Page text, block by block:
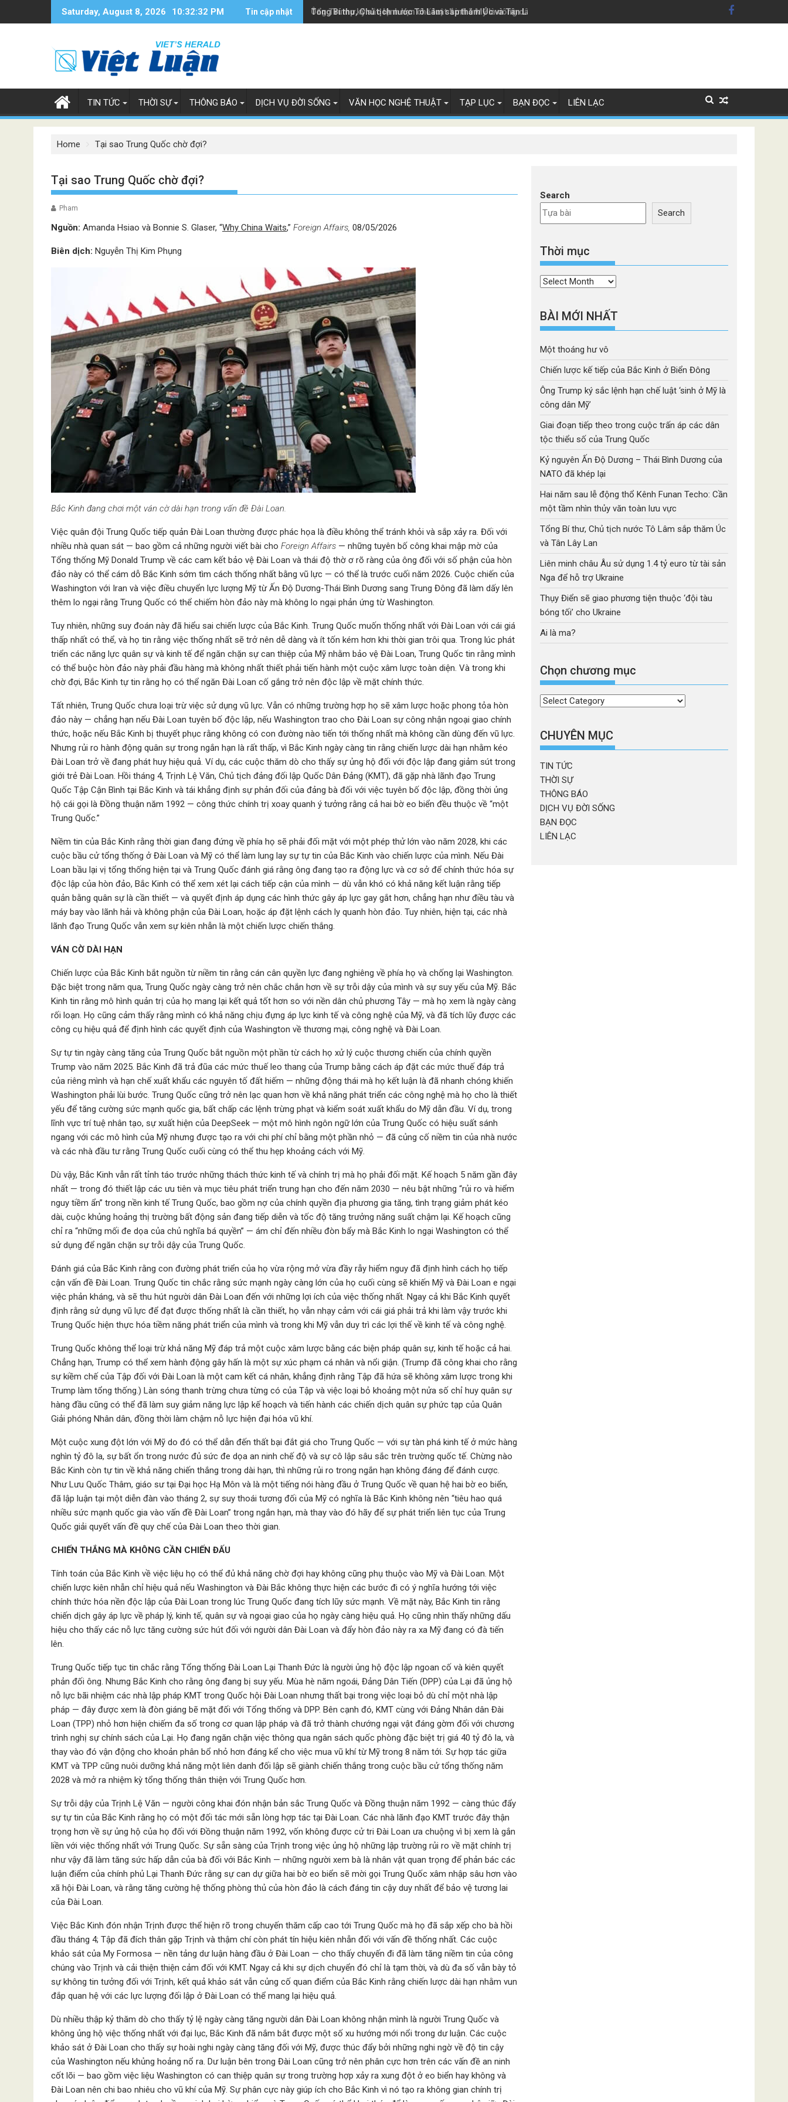
Saturday, August 8, 2026 10:32:32 PM Tin cập nhật Ông Trump ký sắc lệnh hạn chế luật 'sinh ở Mỹ là công dân Mỹ'
Tổng Bí thư, Chủ tịch nước Tô Lâm sắp thăm Úc và Tân Lây Lan
TIN TỨC THỜI SỰ THÔNG BÁO DỊCH VỤ ĐỜI SỐNG VĂN HỌC NGHỆ THUẬT TẠP LỤC BẠN ĐỌC LIÊN LẠC
Home Tại sao Trung Quốc chờ đợi?
Tại sao Trung Quốc chờ đợi?
Pham
Nguồn: Amanda Hsiao và Bonnie S. Glaser, “Why China Waits,” Foreign Affairs, 08/05/2026
Biên dịch: Nguyễn Thị Kim Phụng
Bắc Kinh đang chơi một ván cờ dài hạn trong vấn đề Đài Loan.
Việc quân đội Trung Quốc tiếp quản Đài Loan thường được phác họa là điều không thể tránh khỏi và sắp xảy ra. Đối với
nhiều nhà quan sát — bao gồm cả những người viết bài cho Foreign Affairs — những tuyên bố công khai mập mờ của
Tổng thống Mỹ Donald Trump về các cam kết bảo vệ Đài Loan và thái độ thờ ơ rõ ràng của ông đối với số phận của hòn
đảo này có thể cám dỗ Bắc Kinh sớm tìm cách thống nhất bằng vũ lực — có thể là trước cuối năm 2026. Cuộc chiến của
Washington với Iran và việc điều chuyển lực lượng Mỹ từ Ấn Độ Dương-Thái Bình Dương sang Trung Đông đã làm dấy lên
thêm lo ngại rằng Trung Quốc có thể chiếm hòn đảo này mà không lo ngại phản ứng từ Washington.
Tuy nhiên, những suy đoán này đã hiểu sai chiến lược của Bắc Kinh. Trung Quốc muốn thống nhất với Đài Loan với cái giá
thấp nhất có thể, và họ tin rằng việc thống nhất sẽ trở nên dễ dàng và ít tốn kém hơn khi thời gian trôi qua. Trong lúc phát
triển các năng lực quân sự và kinh tế để ngăn chặn sự can thiệp của Mỹ nhằm bảo vệ Đài Loan, Trung Quốc tin rằng mình
có thể buộc hòn đảo này phải đầu hàng mà không nhất thiết phải tiến hành một cuộc xâm lược toàn diện. Và trong khi
chờ đợi, Bắc Kinh tự tin rằng họ có thể ngăn Đài Loan cố gắng trở nên độc lập về mặt chính thức.
Tất nhiên, Trung Quốc chưa loại trừ việc sử dụng vũ lực. Vẫn có những trường hợp họ sẽ xâm lược hoặc phong tỏa hòn
đảo này — chẳng hạn nếu Đài Loan tuyên bố độc lập, nếu Washington trao cho Đài Loan sự công nhận ngoại giao chính
thức, hoặc nếu Bắc Kinh bị thuyết phục rằng không có con đường nào tiến tới thống nhất mà không cần dùng đến vũ lực.
Nhưng rủi ro hành động quân sự trong ngắn hạn là rất thấp, vì Bắc Kinh ngày càng tin rằng chiến lược dài hạn nhằm kéo
Đài Loan trở về đang phát huy hiệu quả. Ví dụ, các cuộc thăm dò cho thấy sự ủng hộ đối với độc lập đang giảm sút trong
giới trẻ Đài Loan. Hồi tháng 4, Trịnh Lệ Văn, Chủ tịch đảng đối lập Quốc Dân Đảng (KMT), đã gặp nhà lãnh đạo Trung
Quốc Tập Cận Bình tại Bắc Kinh và tái khẳng định sự phản đối của đảng bà đối với việc tuyên bố độc lập, đồng thời ủng
hộ cái gọi là Đồng thuận năm 1992 — công thức chính trị xoay quanh ý tưởng rằng cả hai bờ eo biển đều thuộc về “một
Trung Quốc.”
Niềm tin của Bắc Kinh rằng thời gian đang đứng về phía họ sẽ phải đối mặt với một phép thử lớn vào năm 2028, khi các
cuộc bầu cử tổng thống ở Đài Loan và Mỹ có thể làm lung lay sự tự tin của Bắc Kinh vào chiến lược của mình. Nếu Đài
Loan bầu lại vị tổng thống hiện tại và Trung Quốc đánh giá rằng ông đang tạo ra động lực và cơ sở để chính thức hóa sự
độc lập của hòn đảo, Bắc Kinh có thể xem xét lại cách tiếp cận của mình — dù vẫn khó có khả năng kết luận rằng tiếp
quản bằng quân sự là cần thiết — và quyết định áp dụng các hình thức gây áp lực gay gắt hơn, chẳng hạn như điều tàu và
máy bay vào lãnh hải và không phận của Đài Loan, hoặc áp đặt lệnh cách ly quanh hòn đảo. Tuy nhiên, hiện tại, các nhà
lãnh đạo Trung Quốc vẫn xem sự kiên nhẫn là một chiến lược chiến thắng.
VÁN CỜ DÀI HẠN
Chiến lược của Bắc Kinh bắt nguồn từ niềm tin rằng cán cân quyền lực đang nghiêng về phía họ và chống lại Washington.
Đặc biệt trong năm qua, Trung Quốc ngày càng trở nên chắc chắn hơn về sự trỗi dậy của mình và sự suy yếu của Mỹ. Bắc
Kinh tin rằng mô hình quản trị của họ mang lại kết quả tốt hơn so với nền dân chủ phương Tây — mà họ xem là ngày càng
rối loạn. Họ cũng cảm thấy rằng mình có khả năng chịu đựng áp lực kinh tế và công nghệ của Mỹ, và đã tích lũy được các
công cụ hiệu quả để định hình các quyết định của Washington về thương mại, công nghệ và Đài Loan.
Sự tự tin ngày càng tăng của Trung Quốc bắt nguồn một phần từ cách họ xử lý cuộc thương chiến của chính quyền
Trump vào năm 2025. Bắc Kinh đã trả đũa các mức thuế leo thang của Trump bằng cách áp đặt các mức thuế đáp trả
của riêng mình và hạn chế xuất khẩu các nguyên tố đất hiếm — những động thái mà họ kết luận là đã nhanh chóng khiến
Washington phải lùi bước. Trung Quốc cũng trở nên lạc quan hơn về khả năng phát triển các công nghệ mà họ cho là thiết
yếu để tăng cường sức mạnh quốc gia, bất chấp các lệnh trừng phạt và kiểm soát xuất khẩu do Mỹ dẫn đầu. Ví dụ, trong
lĩnh vực trí tuệ nhân tạo, sự xuất hiện của DeepSeek — một mô hình ngôn ngữ lớn của Trung Quốc có hiệu suất sánh
ngang với các mô hình của Mỹ nhưng được tạo ra với chi phí chỉ bằng một phần nhỏ — đã củng cố niềm tin của nhà nước
và các nhà đầu tư rằng Trung Quốc cuối cùng có thể thu hẹp khoảng cách với Mỹ.
Dù vậy, Bắc Kinh vẫn rất tỉnh táo trước những thách thức kinh tế và chính trị mà họ phải đối mặt. Kế hoạch 5 năm gần đây
nhất — trong đó thiết lập các ưu tiên và mục tiêu phát triển trung hạn cho đến năm 2030 — nêu bật những “rủi ro và hiểm
nguy tiềm ẩn” trong nền kinh tế Trung Quốc, bao gồm nợ của chính quyền địa phương gia tăng, tình trạng giảm phát kéo
dài, cuộc khủng hoảng thị trường bất động sản đang tiếp diễn và tốc độ tăng trưởng năng suất chậm lại. Kế hoạch cũng
chỉ ra “những mối đe dọa của chủ nghĩa bá quyền” — ám chỉ đến nhiều đòn bẩy mà Bắc Kinh lo ngại Washington có thể
sử dụng để ngăn chặn sự trỗi dậy của Trung Quốc.
Đánh giá của Bắc Kinh rằng con đường phát triển của họ vừa rộng mở vừa đầy rẫy hiểm nguy đã định hình cách họ tiếp
cận vấn đề Đài Loan. Trung Quốc tin chắc rằng sức mạnh ngày càng lớn của họ cuối cùng sẽ khiến Mỹ và Đài Loan e ngại
việc phản kháng, và sẽ thu hút người dân Đài Loan đến với những lợi ích của việc thống nhất. Ngay cả khi Bắc Kinh quyết
định rằng sử dụng vũ lực để đạt được thống nhất là cần thiết, họ vẫn nhạy cảm với cái giá phải trả khi làm vậy trước khi
Trung Quốc hiện thực hóa tiềm năng phát triển của mình và trong khi Mỹ vẫn duy trì các lợi thế về kinh tế và công nghệ.
Trung Quốc không thể loại trừ khả năng Mỹ đáp trả một cuộc xâm lược bằng các biện pháp quân sự, kinh tế hoặc cả hai.
Chẳng hạn, Trump có thể xem hành động gây hấn là một sự xúc phạm cá nhân và nổi giận. (Trump đã công khai cho rằng
sự kiềm chế của Tập đối với Đài Loan là một cam kết cá nhân, khẳng định rằng Tập đã hứa sẽ không xâm lược trong khi
Trump làm tổng thống.) Làn sóng thanh trừng chưa từng có của Tập và việc loại bỏ khoảng một nửa số chỉ huy quân sự
hàng đầu cũng có thể đã làm suy giảm năng lực lập kế hoạch và tiến hành các chiến dịch quân sự phức tạp của Quân
Giải phóng Nhân dân, đồng thời làm chậm nỗ lực hiện đại hóa vũ khí.
Một cuộc xung đột lớn với Mỹ do đó có thể dẫn đến thất bại đắt giá cho Trung Quốc — với sự tàn phá kinh tế ở mức hàng
nghìn tỷ đô la, sự bất ổn trong nước đủ sức đe dọa an ninh chế độ và sự cô lập sâu sắc trên trường quốc tế. Chừng nào
Bắc Kinh còn tự tin về khả năng chiến thắng trong dài hạn, thì những rủi ro trong ngắn hạn không đáng để đánh cược.
Như Lưu Quốc Thâm, giáo sư tại Đại học Hạ Môn và là một tiếng nói hàng đầu ở Trung Quốc về quan hệ hai bờ eo biển,
đã lập luận tại một diễn đàn vào tháng 2, sự suy thoái tương đối của Mỹ có nghĩa là Bắc Kinh không nên “tiêu hao quá
nhiều sức mạnh quốc gia vào vấn đề Đài Loan” trong ngắn hạn, mà thay vào đó hãy để sự phát triển liên tục của Trung
Quốc giải quyết vấn đề quy chế của Đài Loan theo thời gian.
CHIẾN THẮNG MÀ KHÔNG CẦN CHIẾN ĐẤU
Tính toán của Bắc Kinh về việc liệu họ có thể đủ khả năng chờ đợi hay không cũng phụ thuộc vào Mỹ và Đài Loan. Một
chiến lược kiên nhẫn chỉ hiệu quả nếu Washington và Đài Bắc không thực hiện các bước đi có ý nghĩa hướng tới việc
chính thức hóa nền độc lập của Đài Loan trong lúc Trung Quốc đang tích lũy sức mạnh. Về mặt này, Bắc Kinh tin rằng
chiến dịch gây áp lực về pháp lý, kinh tế, quân sự và ngoại giao của họ ngày càng hiệu quả. Họ cũng nhìn thấy những dấu
hiệu cho thấy các nỗ lực tăng cường sức hút đối với người dân Đài Loan và đẩy hòn đảo này ra xa Mỹ đang có đà tiến
lên.
Trung Quốc tiếp tục tin chắc rằng Tổng thống Đài Loan Lại Thanh Đức là người ủng hộ độc lập ngoan cố và kiên quyết
phản đối ông. Nhưng Bắc Kinh cho rằng ông đang bị suy yếu. Mùa hè năm ngoái, Đảng Dân Tiến (DPP) của Lại đã ủng hộ
nỗ lực bãi nhiệm các nhà lập pháp KMT trong Quốc hội Đài Loan nhưng thất bại trong việc loại bỏ dù chỉ một nhà lập
pháp — đây được xem là đòn giáng bẽ mặt đối với Tổng thống và DPP. Bên cạnh đó, KMT cùng với Đảng Nhân dân Đài
Loan (TPP) nhỏ hơn hiện chiếm đa số trong cơ quan lập pháp và đã trở thành chướng ngại vật đáng gờm đối với chương
trình nghị sự chính sách của Lại. Họ đang ngăn chặn việc thông qua ngân sách quốc phòng đặc biệt trị giá 40 tỷ đô la, và
thay vào đó vận động cho khoản phân bổ nhỏ hơn đáng kể cho việc mua vũ khí từ Mỹ trong 8 năm tới. Sự hợp tác giữa
KMT và TPP cũng nuôi dưỡng khả năng một liên danh đối lập sẽ giành chiến thắng trong cuộc bầu cử tổng thống năm
2028 và mở ra nhiệm kỳ tổng thống thân thiện với Trung Quốc hơn.
Sự trỗi dậy của Trịnh Lệ Văn — người công khai đón nhận bản sắc Trung Quốc và Đồng thuận năm 1992 — càng thúc đẩy
sự tự tin của Bắc Kinh rằng họ có một đối tác mới sẵn lòng hợp tác tại Đài Loan. Các nhà lãnh đạo KMT trước đây thận
trọng hơn về sự ủng hộ của họ đối với Đồng thuận năm 1992, vốn không được cử tri Đài Loan ưa chuộng vì bị xem là gắn
liền với việc thống nhất với Trung Quốc. Sự sẵn sàng của Trịnh trong việc ủng hộ những lập trường rủi ro về mặt chính trị
như vậy đã làm tăng sức hấp dẫn của bà đối với Bắc Kinh — những người xem bà là nhân vật quan trọng để phản bác các
luận điểm của chính phủ Lại Thanh Đức rằng sự can dự giữa hai bờ eo biển sẽ mời gọi Trung Quốc xâm nhập sâu hơn vào
xã hội Đài Loan, và rằng tăng cường hệ thống phòng thủ của hòn đảo là cách đáng tin cậy duy nhất để bảo vệ tương lai
của Đài Loan.
Việc Bắc Kinh đón nhận Trịnh được thể hiện rõ trong chuyến thăm cấp cao tới Trung Quốc mà họ đã sắp xếp cho bà hồi
đầu tháng 4; Tập đã đích thân gặp Trịnh và thậm chí còn phát tín hiệu kiên nhẫn đối với vấn đề thống nhất. Các cuộc
khảo sát của My Formosa — nền tảng dư luận hàng đầu ở Đài Loan — cho thấy chuyến đi đã làm tăng niềm tin của công
chúng vào Trịnh và cải thiện thiện cảm đối với KMT. Ngay cả khi sự dịch chuyển đó chỉ là tạm thời, và dù đa số vẫn bày tỏ
sự không tin tưởng đối với Trịnh, kết quả khảo sát vẫn củng cố quan điểm của Bắc Kinh rằng chiến lược dài hạn nhằm vun
đắp quan hệ với các lực lượng đối lập ở Đài Loan có thể mang lại hiệu quả.
Dù nhiều thập kỷ thăm dò cho thấy tỷ lệ ngày càng tăng người dân Đài Loan không nhận mình là người Trung Quốc và
không ủng hộ việc thống nhất với đại lục, Bắc Kinh đã nắm bắt được một số xu hướng mới nổi trong dư luận. Các cuộc
khảo sát ở Đài Loan cho thấy sự hoài nghi ngày càng tăng đối với Mỹ, được thúc đẩy bởi những nghi ngờ về độ tin cậy
của Washington nếu khủng hoảng nổ ra. Dư luận bên trong Đài Loan cũng trở nên phân cực hơn trên các vấn đề an ninh
cốt lõi — bao gồm việc liệu Washington có can thiệp quân sự trong trường hợp xảy ra xung đột ở eo biển hay không và
Đài Loan nên chi bao nhiêu cho vũ khí của Mỹ. Sự phân cực này giúp ích cho Bắc Kinh vì nó tạo ra không gian chính trị
Search
Search
Thời mục
Thời
BÀI MỚI NHẤT
Một thoáng hư vô
Chiến lược kế tiếp của Bắc Kinh ở Biển Đông
Ông Trump ký sắc lệnh hạn chế luật ‘sinh ở Mỹ là
công dân Mỹ’
Giai đoạn tiếp theo trong cuộc trấn áp các dân
tộc thiểu số của Trung Quốc
Kỷ nguyên Ấn Độ Dương – Thái Bình Dương của
NATO đã khép lại
Hai năm sau lễ động thổ Kênh Funan Techo: Cần
một tầm nhìn thủy văn toàn lưu vực
Tổng Bí thư, Chủ tịch nước Tô Lâm sắp thăm Úc
và Tân Lây Lan
Liên minh châu Âu sử dụng 1.4 tỷ euro từ tài sản
Nga để hỗ trợ Ukraine
Thụy Điển sẽ giao phương tiện thuộc ‘đội tàu
bóng tối’ cho Ukraine
Ai là ma?
Chọn chương mục
Chọn
mục
CHUYÊN MỤC
TIN TỨC
THỜI SỰ
THÔNG BÁO
DỊCH VỤ ĐỜI SỐNG
BẠN ĐỌC
LIÊN LẠC